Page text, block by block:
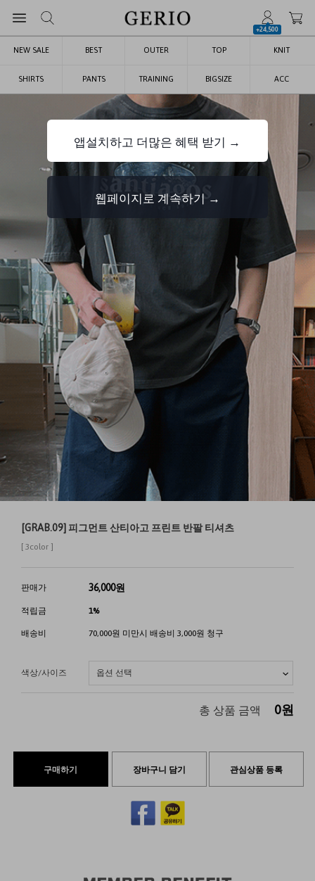
+24,500
NEW SALE BEST OUTER TOP KNIT
SHIRTS PANTS TRAINING BIGSIZE ACC
[GRAB.09] 피그먼트 산티아고 프린트 반팔 티셔츠
[ 3color ]
판매가 36,000원
적립금 1%
배송비 70,000원 미만시 배송비 3,000원 청구
색상/사이즈
총 상품 금액 0원
구매하기 장바구니 담기 관심상품 등록
앱설치하고 더많은 혜택 받기 →
웹페이지로 계속하기 →